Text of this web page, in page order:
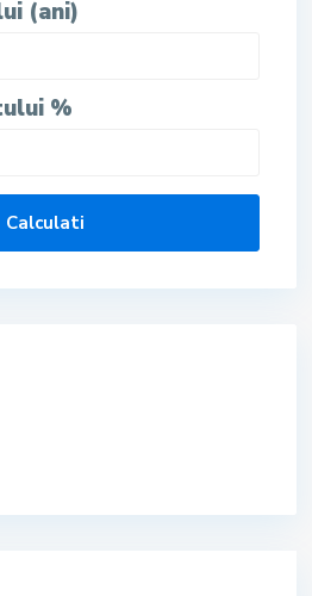
(ani)
%
Calculati